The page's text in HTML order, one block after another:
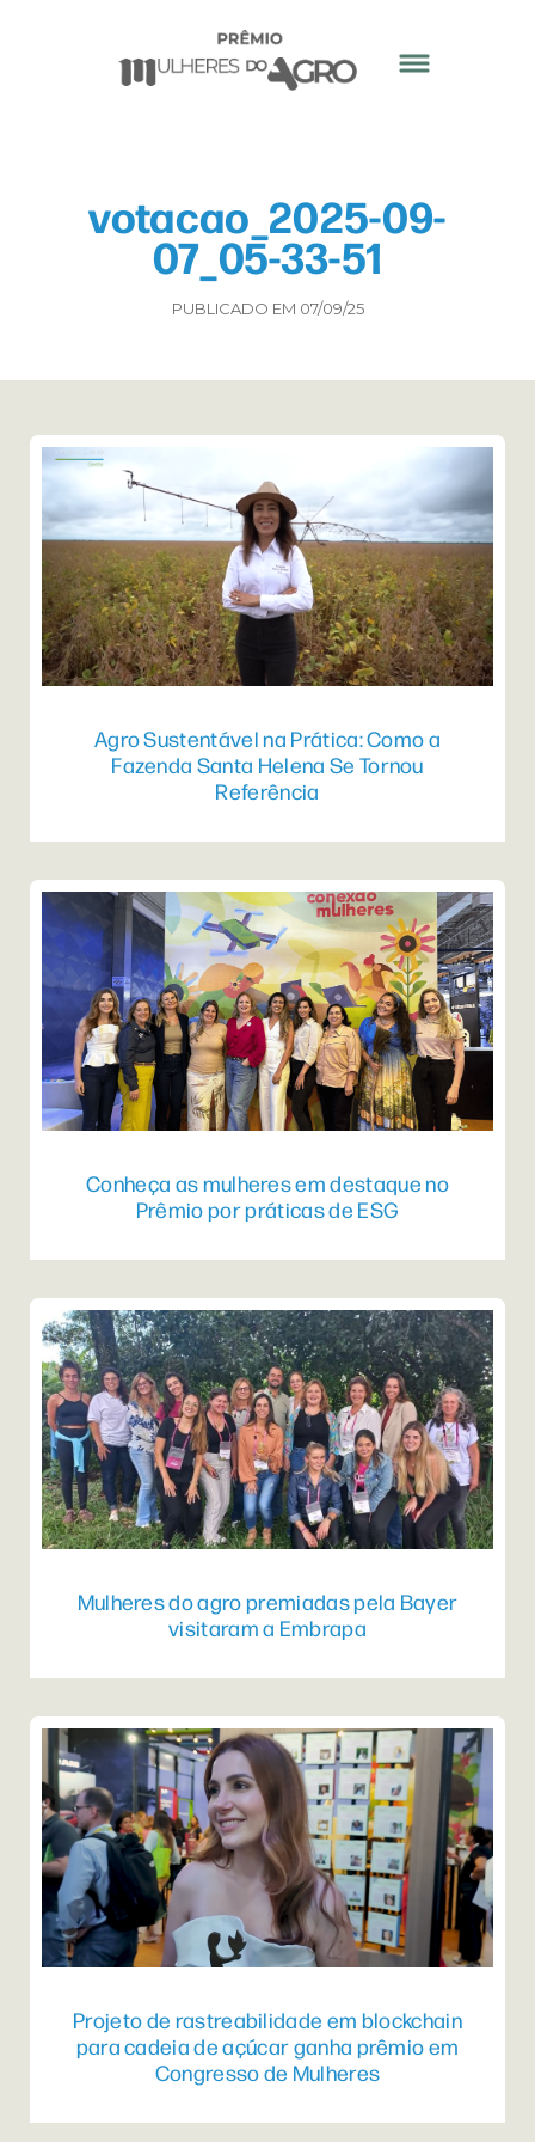
votacao_2025-09-
07_05-33-51
PUBLICADO EM 07/09/25
Agro Sustentável na Prática: Como a
Fazenda Santa Helena Se Tornou
Referência
Conheça as mulheres em destaque no
Prêmio por práticas de ESG
Mulheres do agro premiadas pela Bayer
visitaram a Embrapa
Projeto de rastreabilidade em blockchain
para cadeia de açúcar ganha prêmio em
Congresso de Mulheres